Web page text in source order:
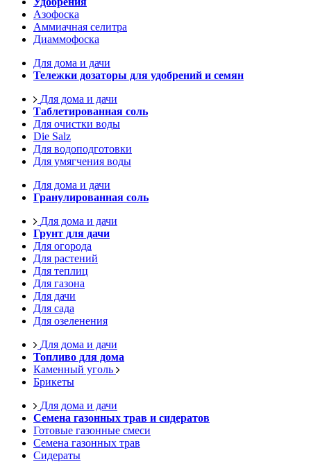
Азофоска
Аммиачная селитра
Диаммофоска
Для дома и дачи
Тележки дозаторы для удобрений и семян
Для дома и дачи
Таблетированная соль
Для очистки воды
Die Salz
Для водоподготовки
Для умягчения воды
Для дома и дачи
Гранулированная соль
Для дома и дачи
Грунт для дачи
Для огорода
Для растений
Для теплиц
Для газона
Для дачи
Для сада
Для озеленения
Для дома и дачи
Топливо для дома
Каменный уголь
Брикеты
Для дома и дачи
Семена газонных трав и сидератов
Готовые газонные смеси
Семена газонных трав
Сидераты